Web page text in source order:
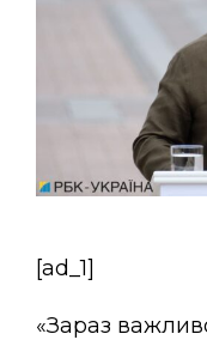
[ad_1]
«Зараз